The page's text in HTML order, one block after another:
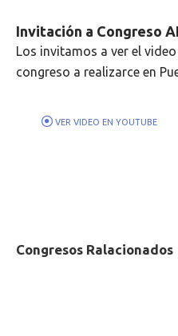
Invitación a Congreso
Los invitamos a ver el
congreso a realizarce en
VER VIDEO EN YOUTUBE
PUBLICACIONES
Congresos Ralacionados